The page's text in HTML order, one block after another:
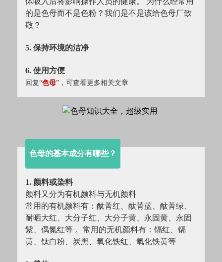
的是色母而不是色粉？我们是不是该给色母厂致
敬？
5. 保持环境的洁净
6. 使用方便
回复“色母”，可查看更多相关文章
色母的基本成分有哪些？
1. 颜料或染料
颜料又分为有机颜料与无机颜料
常用的有机颜料有：酞菁红、酞菁蓝、酞菁绿、
耐晒大红、大分子红、大分子黄、永固黄、永固
紫、偶氮红等 。常用的无机颜料有：镉红、镉
黄、钛白粉、炭黑、氧化铁红、氧化铁黄等